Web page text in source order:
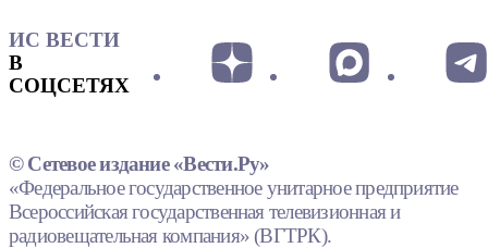
ИС ВЕСТИ
В
СОЦСЕТЯХ
© Сетевое издание «Вести.Ру»
«Федеральное государственное унитарное предприятие
Всероссийская государственная телевизионная и
радиовещательная компания» (ВГТРК).